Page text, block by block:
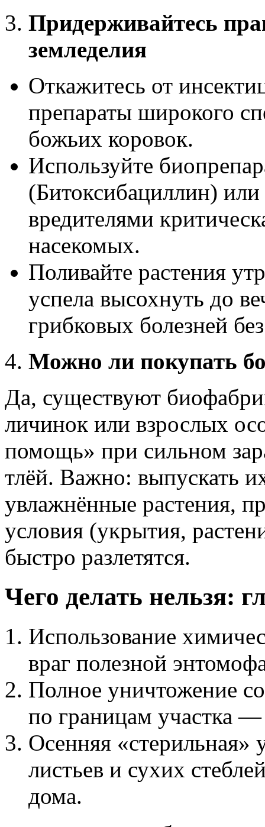
Придерживайтесь
земледелия
Откажитесь от
препараты широкого
божьих коровок.
Используйте
(Битоксибациллин) или
вредителями
насекомых.
Поливайте растения
успела высохнуть до
грибковых болезней
Можно ли покупать
Да, существуют
личинок или взрослых
помощь» при сильном
тлёй. Важно: выпускать
увлажнённые растения,
условия (укрытия,
быстро разлетятся.
Чего делать нельзя:
Использование
враг полезной
Полное уничтожение
по границам участка
Осенняя «стерильная»
листьев и сухих
дома.